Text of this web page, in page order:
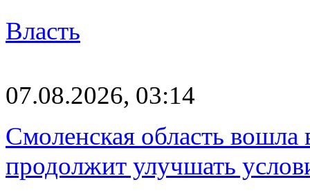
Власть
07.08.2026, 03:14
Смоленская область
продолжит улучшать